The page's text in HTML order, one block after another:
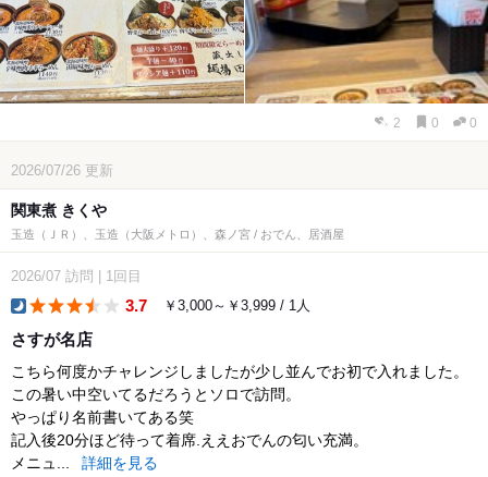
2 0 0
2026/07/26 更新
関東煮 きくや
玉造（ＪＲ）、玉造（大阪メトロ）、森ノ宮 / おでん、居酒屋
2026/07 訪問 1回目
3.7 ￥3,000～￥3,999 / 1人
さすが名店
こちら何度かチャレンジしましたが少し並んでお初で入れました。
この暑い中空いてるだろうとソロで訪問。
やっぱり名前書いてある笑
記入後20分ほど待って着席.ええおでんの匂い充満。
メニュ...
詳細を見る